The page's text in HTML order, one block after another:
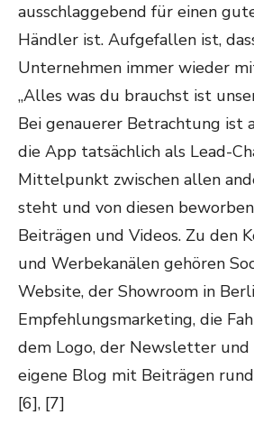
ausschlaggebend für einen
Händler ist. Aufgefallen ist,
Unternehmen immer wieder
„Alles was du brauchst ist
Bei genauerer Betrachtung ist
die App tatsächlich als Lead-
Mittelpunkt zwischen allen
steht und von diesen
Beiträgen und Videos. Zu den
und Werbekanälen gehören
Website, der Showroom in
Empfehlungsmarketing, die
dem Logo, der Newsletter und
eigene Blog mit Beiträgen
[6], [7]